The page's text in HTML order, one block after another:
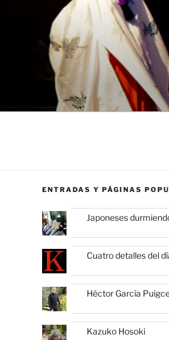
ENTRADAS Y PÁGINAS
Japoneses
Cuatro detalles del
Héctor García
Kazuko Hosoki